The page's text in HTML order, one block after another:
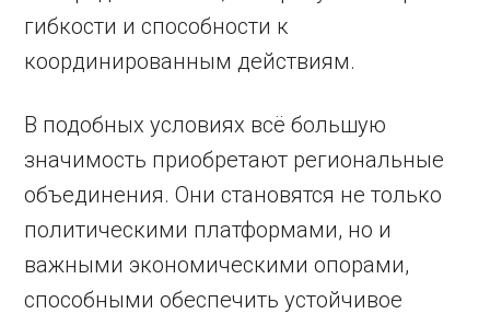
гибкости и способности к
координированным действиям.
В подобных условиях всё большую
значимость приобретают региональные
объединения. Они становятся не только
политическими платформами, но и
важными экономическими опорами,
способными обеспечить устойчивое